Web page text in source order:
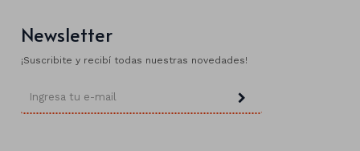
Newsletter
¡Suscribite y recibí todas nuestras novedades!